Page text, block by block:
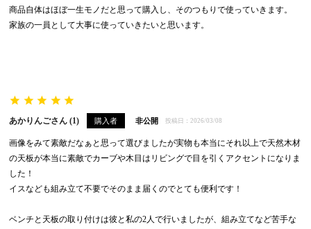
商品自体はほぼ一生モノだと思って購入し、そのつもりで使っていきます。
家族の一員として大事に使っていきたいと思います。
あかりんご 1 購入者 非公開 投稿日 2026/03/08
画像をみて素敵だなぁと思って選びましたが実物も本当にそれ以上で天然木材
の天板が本当に素敵でカーブや木目はリビングで目を引くアクセントになりま
した！
イスなども組み立て不要でそのまま届くのでとても便利です！
ベンチと天板の取り付けは彼と私の2人で行いましたが、組み立てなど苦手な